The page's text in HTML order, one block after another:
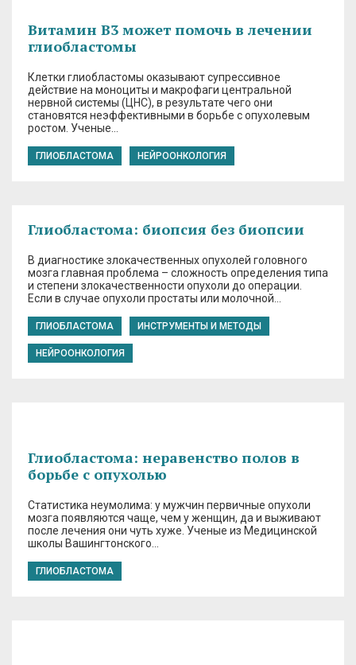
Витамин В3 может помочь в лечении
глиобластомы
Клетки глиобластомы оказывают супрессивное
действие на моноциты и макрофаги центральной
нервной системы (ЦНС), в результате чего они
становятся неэффективными в борьбе с опухолевым
ростом. Ученые…
ГЛИОБЛАСТОМА НЕЙРООНКОЛОГИЯ
Глиобластома: биопсия без биопсии
В диагностике злокачественных опухолей головного
мозга главная проблема – сложность определения типа
и степени злокачественности опухоли до операции.
Если в случае опухоли простаты или молочной…
ГЛИОБЛАСТОМА ИНСТРУМЕНТЫ И МЕТОДЫ
НЕЙРООНКОЛОГИЯ
Глиобластома: неравенство полов в
борьбе с опухолью
Статистика неумолима: у мужчин первичные опухоли
мозга появляются чаще, чем у женщин, да и выживают
после лечения они чуть хуже. Ученые из Медицинской
школы Вашингтонского…
ГЛИОБЛАСТОМА